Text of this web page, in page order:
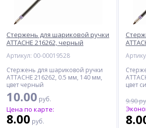
Стержень для шариковой ручки
ATTACHE 216262, черный
Артикул: 00-00019528
Стержень для шариковой ручки
ATTACHE 216262, 0.5 мм, 140 мм,
цвет черный
10.00 руб.
Цена по карте:
8.00 руб.
цвет
9.90